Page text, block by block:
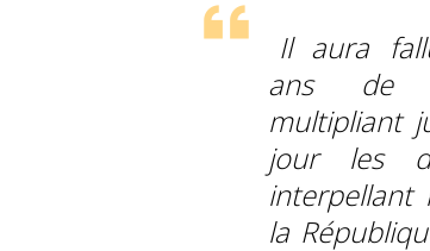
Il aura
ans de
multipliant
jour les
interpellant
la